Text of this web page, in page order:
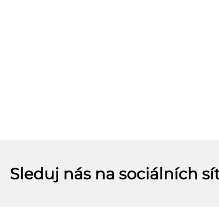
Sleduj nás na sociálních